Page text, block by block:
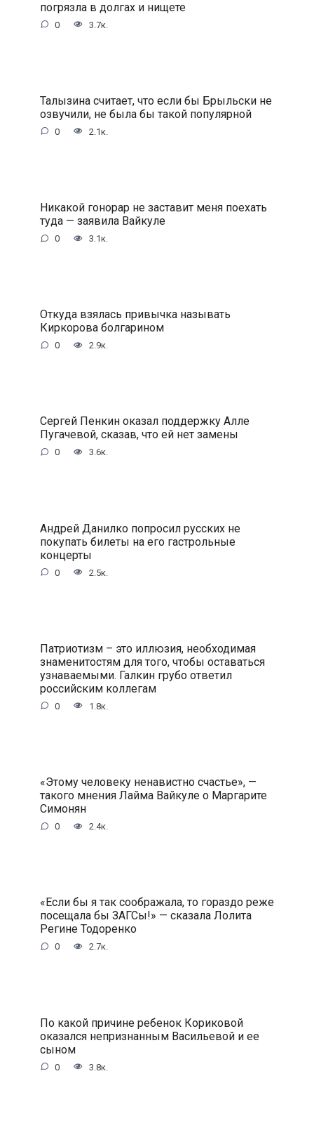
погрязла в долгах и нищете
0 3.7к.
Талызина считает, что если бы Брыльски не
озвучили, не была бы такой популярной
0 2.1к.
Никакой гонорар не заставит меня поехать
туда — заявила Вайкyле
0 3.1к.
Откуда взялась привычка называть
Киркорова болгарином
0 2.9к.
Сергей Пенкин оказал поддержку Алле
Пугачевой, сказав, что ей нет замены
0 3.6к.
Андрей Данилко попросил русских не
покупать билеты на его гастрольные
концерты
0 2.5к.
Патриотизм – это иллюзия, необходимая
знаменитостям для того, чтобы оставаться
узнаваемыми. Галкин грубо ответил
российским коллегам
0 1.8к.
«Этому человеку ненавистно счастье», —
такого мнения Лайма Вайкуле о Маргарите
Симонян
0 2.4к.
«Если бы я так соображала, то гораздо реже
посещала бы ЗАГСы!» — сказала Лолита
Регине Тодоренко
0 2.7к.
По какой причине ребенок Кориковой
оказался непризнанным Васильевой и ее
сыном
0 3.8к.